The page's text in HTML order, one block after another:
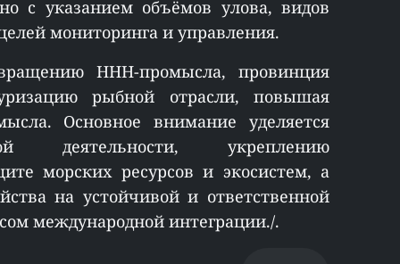
с указанием объёмов улова, видов
мониторинга и управления.
ННН-промысла, провинция
рыбной отрасли, повышая
Основное внимание уделяется
деятельности, укреплению
морских ресурсов и экосистем, а
на устойчивой и ответственной
международной интеграции./.